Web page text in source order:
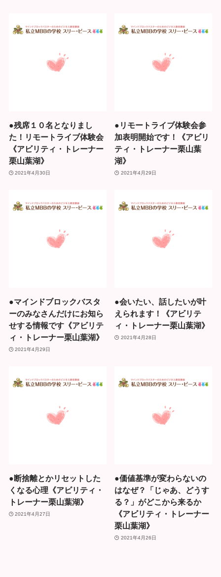
●残席１０名となりまし
た！リモートライブ体験会
《アビリティ・トレーナー
栗山葉湖》
2021年4月30日
●リモートライブ体験会参
加表明開始です！《アビリ
ティ・トレーナー栗山葉
湖》
2021年4月29日
●マインドブロックバスタ
ーのみなさんだけにお知ら
せする情報です《アビリテ
ィ・トレーナー栗山葉湖》
2021年4月29日
●会いたい、話したいが叶
えられます！《アビリテ
ィ・トレーナー栗山葉湖》
2021年4月28日
●断捨離とかリセットした
くなる心理《アビリティ・
トレーナー栗山葉湖》
2021年4月27日
●価値基準が変わらないの
はなぜ？「じゃあ、どうす
る？」がどこから来るか
《アビリティ・トレーナー
栗山葉湖》
2021年4月26日